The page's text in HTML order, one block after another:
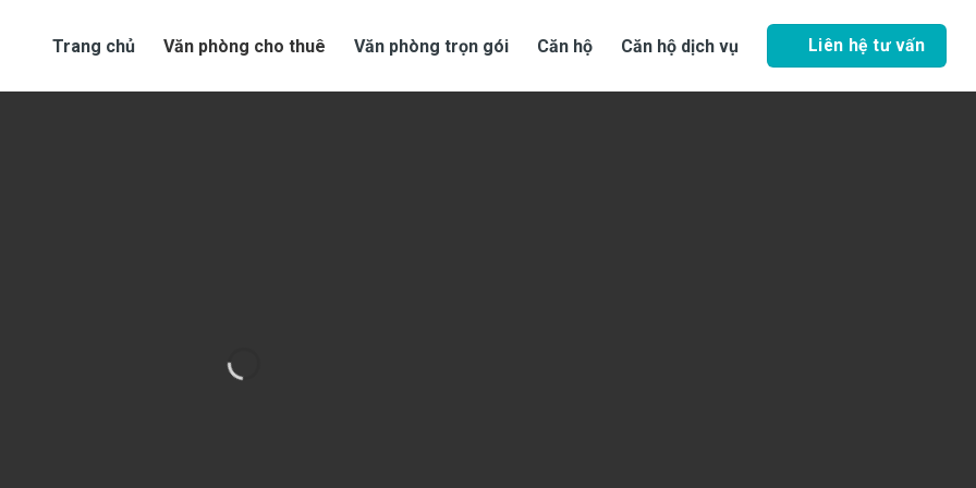
Trang chủ Văn phòng cho thuê Văn phòng trọn gói Căn hộ Căn hộ dịch vụ Liên hệ tư vấn